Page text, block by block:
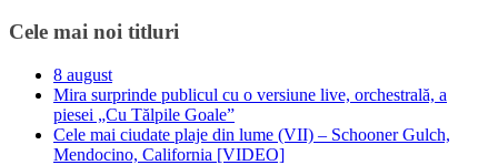
Cele mai noi titluri
8 august
Mira surprinde publicul cu o versiune live, orchestrală, a
piesei „Cu Tălpile Goale”
Cele mai ciudate plaje din lume (VII) – Schooner Gulch,
Mendocino, California [VIDEO]